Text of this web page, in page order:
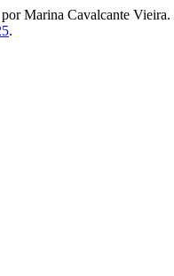
Marina Cavalcante Vieira.
.